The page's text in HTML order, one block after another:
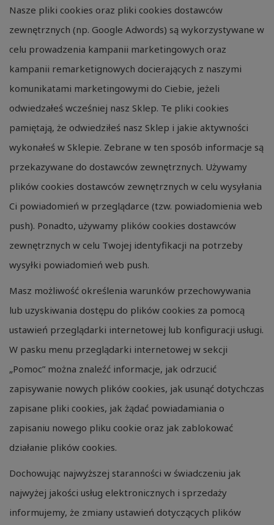
Nasze pliki cookies oraz pliki cookies dostawców
zewnętrznych (np. Google Adwords) są wykorzystywane w
celu prowadzenia kampanii marketingowych oraz
kampanii remarketignowych docierających z naszymi
komunikatami marketingowymi do Ciebie, jeżeli
odwiedzałeś wcześniej nasz Sklep. Te pliki cookies
pamiętają, że odwiedziłeś nasz Sklep i jakie aktywności
wykonałeś w Sklepie. Zebrane w ten sposób informacje są
przekazywane do dostawców zewnętrznych. Używamy
plików cookies dostawców zewnętrznych w celu wysyłania
Ci powiadomień w przeglądarce (tzw. powiadomienia web
push). Ponadto, używamy plików cookies dostawców
zewnętrznych w celu Twojej identyfikacji na potrzeby
wysyłki powiadomień web push.
Masz możliwość określenia warunków przechowywania
lub uzyskiwania dostępu do plików cookies za pomocą
ustawień przeglądarki internetowej lub konfiguracji usługi.
W pasku menu przeglądarki internetowej w sekcji
„Pomoc” można znaleźć informacje, jak odrzucić
zapisywanie nowych plików cookies, jak usunąć dotychczas
zapisane pliki cookies, jak żądać powiadamiania o
zapisaniu nowego pliku cookie oraz jak zablokować
działanie plików cookies.
Dochowując najwyższej staranności w świadczeniu jak
najwyżej jakości usług elektronicznych i sprzedaży
informujemy, że zmiany ustawień dotyczących plików